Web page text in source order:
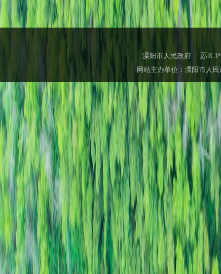
溧阳市人民政府 苏
网站主办单位：溧阳市人